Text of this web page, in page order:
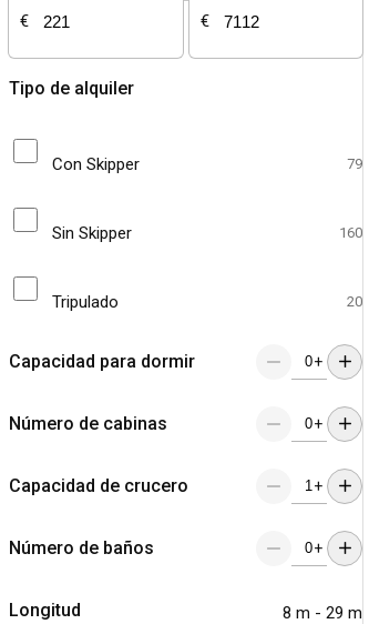
€ €
Tipo de alquiler
Con Skipper 79
Sin Skipper 160
Tripulado 20
Capacidad para dormir +
Número de cabinas +
Capacidad de crucero +
Número de baños +
Longitud 8 m - 29 m